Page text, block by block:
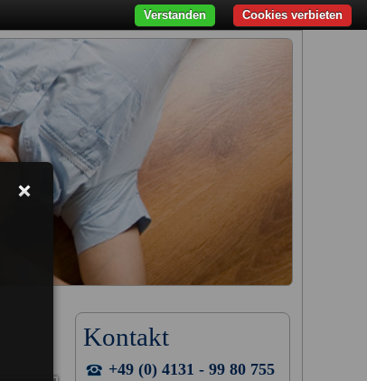
Kontakt
+49 (0) 4131 - 99 80 755
Cookies verbieten
Verstanden